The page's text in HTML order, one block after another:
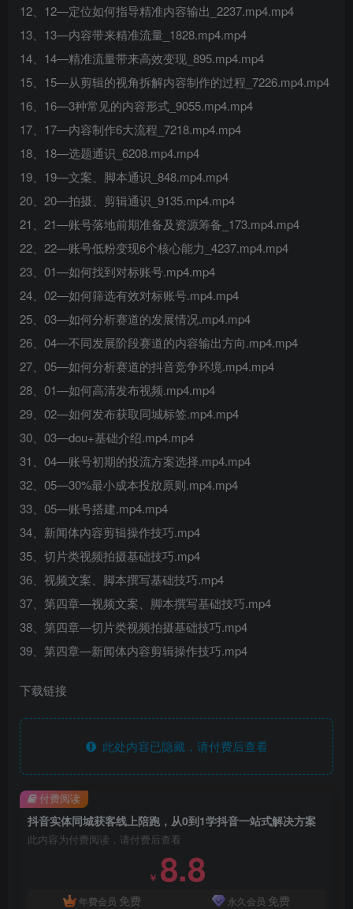
12、12—定位如何指导精准内容输出_2237.mp4.mp4
13、13—内容带来精准流量_1828.mp4.mp4
14、14—精准流量带来高效变现_895.mp4.mp4
15、15—从剪辑的视角拆解内容制作的过程_7226.mp4.mp4
16、16—3种常见的内容形式_9055.mp4.mp4
17、17—内容制作6大流程_7218.mp4.mp4
18、18—选题通识_6208.mp4.mp4
19、19—文案、脚本通识_848.mp4.mp4
20、20—拍摄、剪辑通识_9135.mp4.mp4
21、21—账号落地前期准备及资源筹备_173.mp4.mp4
22、22—账号低粉变现6个核心能力_4237.mp4.mp4
23、01—如何找到对标账号.mp4.mp4
24、02—如何筛选有效对标账号.mp4.mp4
25、03—如何分析赛道的发展情况.mp4.mp4
26、04—不同发展阶段赛道的内容输出方向.mp4.mp4
27、05—如何分析赛道的抖音竞争环境.mp4.mp4
28、01—如何高清发布视频.mp4.mp4
29、02—如何发布获取同城标签.mp4.mp4
30、03—dou+基础介绍.mp4.mp4
31、04—账号初期的投流方案选择.mp4.mp4
32、05—30%最小成本投放原则.mp4.mp4
33、05—账号搭建.mp4.mp4
34、新闻体内容剪辑操作技巧.mp4
35、切片类视频拍摄基础技巧.mp4
36、视频文案、脚本撰写基础技巧.mp4
37、第四章—视频文案、脚本撰写基础技巧.mp4
38、第四章—切片类视频拍摄基础技巧.mp4
39、第四章—新闻体内容剪辑操作技巧.mp4
下载链接
此处内容已隐藏，请付费后查看
抖音实体同城获客线上陪跑，从0到1学抖音一站式解决方案
此内容为付费阅读，请付费后查看
￥ 8.8
年费会员 免费 永久会员 免费
付费阅读